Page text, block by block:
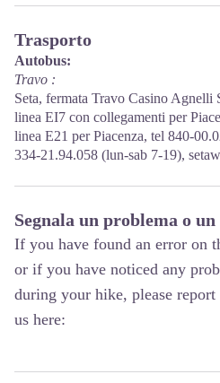
Trasporto
Autobus:
Travo :
Seta, fermata Travo Casino Agnelli
linea EI7 con collegamenti per
linea E21 per Piacenza, tel 840-
334-21.94.058 (lun-sab 7-19),
Segnala un problema o
If you have found an error on
or if you have noticed any
during your hike, please report
us here: